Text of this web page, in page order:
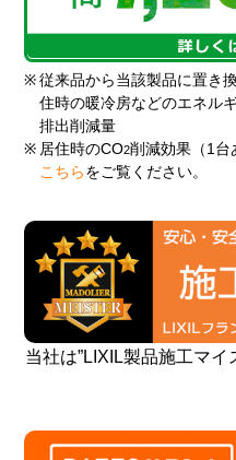
※ 従来品から当該製品に置き
住時の暖冷房などのエネル
排出削減量
※ 居住時のCO2削減効果（1台
こちら をご覧ください。
当社は”LIXIL製品施工マ